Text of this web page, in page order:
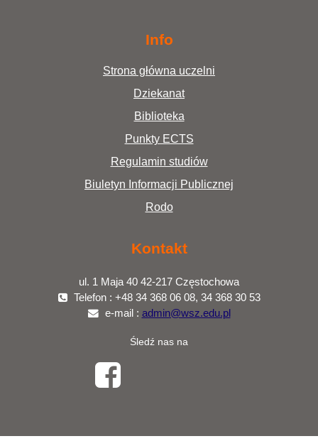
Info
Strona główna uczelni
Dziekanat
Biblioteka
Punkty ECTS
Regulamin studiów
Biuletyn Informacji Publicznej
Rodo
Kontakt
ul. 1 Maja 40 42-217 Częstochowa
Telefon : +48 34 368 06 08, 34 368 30 53
e-mail : admin@wsz.edu.pl
Śledź nas na